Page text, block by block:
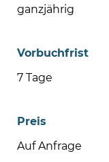
ganzjährig
Vorbuchfrist
7 Tage
Preis
Auf Anfrage